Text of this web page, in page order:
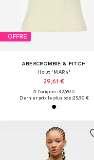
OFFRE
ABERCROMBIE & FITCH
Haut 'MAR4'
29,61 €
À l'origine : 32,90 €
Dernier prix le plus bas :25,90 €